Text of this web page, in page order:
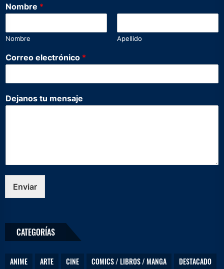
Nombre *
Nombre Apellido
C
o
r
o
r
n
Correo electrónico *
Dejanos tu mensaje
Enviar
CATEGORÍAS
ANIME ARTE CINE COMICS / LIBROS / MANGA
DESTACADO